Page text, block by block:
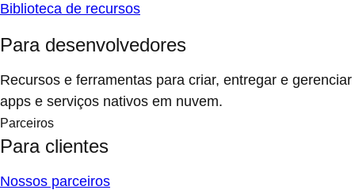
Biblioteca de recursos
Para desenvolvedores
Recursos e ferramentas para criar, entregar e gerenciar
apps e serviços nativos em nuvem.
Parceiros
Para clientes
Nossos parceiros